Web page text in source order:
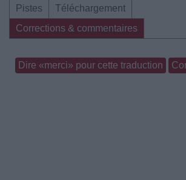
Pistes
Téléchargement
Corrections & commentaires
Dire «merci» pour cette traduction